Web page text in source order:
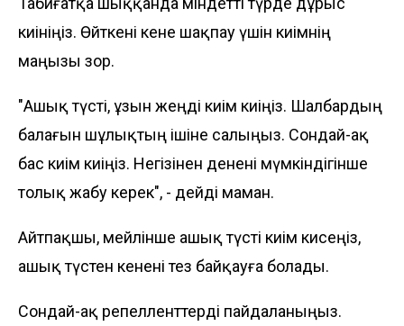
киініңіз. Өйткені кене шақпау үшін киімнің
маңызы зор.
"Ашық түсті, ұзын жеңді киім киіңіз. Шалбардың
балағын шұлықтың ішіне салыңыз. Сондай-ақ
бас киім киіңіз. Негізінен денені мүмкіндігінше
толық жабу керек", - дейді маман.
Айтпақшы, мейлінше ашық түсті киім кисеңіз,
ашық түстен кенені тез байқауға болады.
Сондай-ақ репелленттерді пайдаланыңыз.